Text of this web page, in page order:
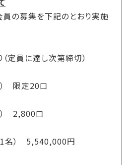
員の募集を下記のとおり実施
（定員に達し次第締切）
） 限定20口
2,800口
1名） 5,540,000円